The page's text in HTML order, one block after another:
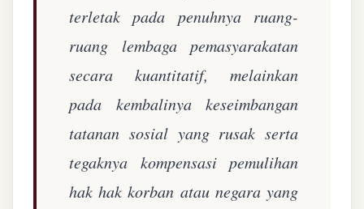
terletak pada penuhnya ruang-
ruang lembaga pemasyarakatan
secara kuantitatif, melainkan
pada kembalinya keseimbangan
tatanan sosial yang rusak serta
tegaknya kompensasi pemulihan
hak hak korban atau negara yang